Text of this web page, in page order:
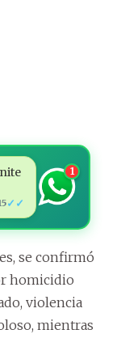
✓✓
1
se confirmó
homicidio
violencia
mientras